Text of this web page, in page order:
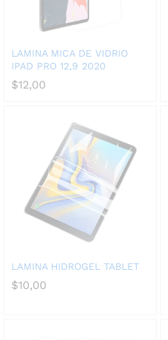
LAMINA MICA DE VIDRIO
IPAD PRO 12,9 2020
$12,00
LAMINA HIDROGEL TABLET
$10,00